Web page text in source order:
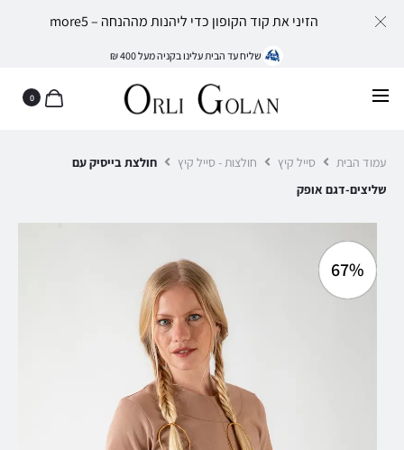
שליח עד הבית עלינו בקניה מעל 400 ₪
0
עמוד הבית סייל קיץ חולצות - סייל קיץ
חולצת בייסיק עם
שליצים-דגם אופק
67%
הזיני את קוד הקופון כדי ליהנות מההנחה – more5